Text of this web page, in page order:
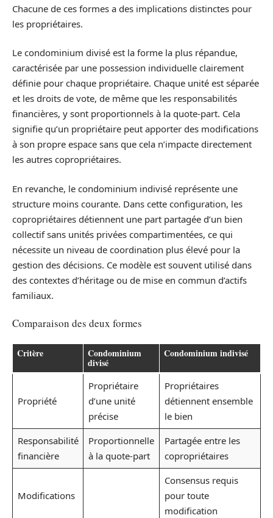
Chacune de ces formes a des implications distinctes pour
les propriétaires.
Le condominium divisé est la forme la plus répandue,
caractérisée par une possession individuelle clairement
définie pour chaque propriétaire. Chaque unité est séparée
et les droits de vote, de même que les responsabilités
financières, y sont proportionnels à la quote-part. Cela
signifie qu’un propriétaire peut apporter des modifications
à son propre espace sans que cela n’impacte directement
les autres copropriétaires.
En revanche, le condominium indivisé représente une
structure moins courante. Dans cette configuration, les
copropriétaires détiennent une part partagée d’un bien
collectif sans unités privées compartimentées, ce qui
nécessite un niveau de coordination plus élevé pour la
gestion des décisions. Ce modèle est souvent utilisé dans
des contextes d’héritage ou de mise en commun d’actifs
familiaux.
Comparaison des deux formes
Critère Condominium
divisé
Condominium indivisé
Propriété
Propriétaire
d’une unité
précise
Propriétaires
détiennent ensemble
le bien
Responsabilité
financière
Proportionnelle
à la quote-part
Partagée entre les
copropriétaires
Modifications
Consensus requis
pour toute
modification